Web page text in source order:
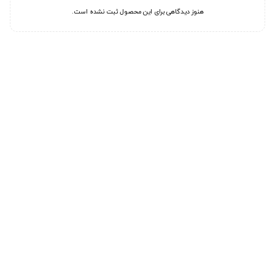
هنوز دیدگاهی برای این محصول ثبت نشده است.